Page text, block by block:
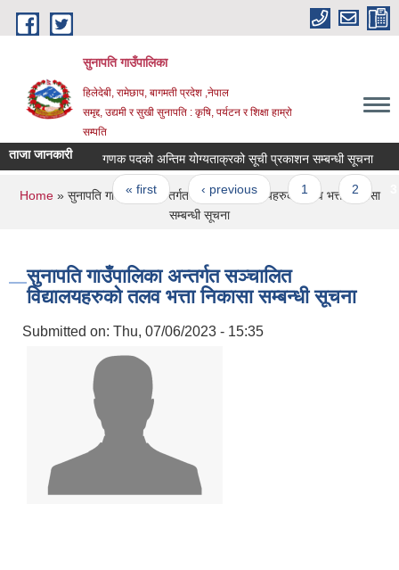
Skip to main content
सुनापति गाउँपालिका
हिलेदेबी, रामेछाप, बागमती प्रदेश ,नेपाल
समृद्द, उद्यमी र सुखी सुनापति : कृषि, पर्यटन र शिक्षा हाम्रो
सम्पति
ताजा जानकारी गणक पदको अन्तिम योग्यताक्रको सूची प्रकाशन सम्बन्धी सूचना
Pages
« first ‹ previous 1 2 3
You are here
Home» सुनापति गाउँपालिका अन्तर्गत सञ्चालित विद्यालयहरुको तलव भत्ता निकासा
सम्बन्धी सूचना
सुनापति गाउँपालिका अन्तर्गत सञ्चालित
विद्यालयहरुको तलव भत्ता निकासा सम्बन्धी सूचना
Submitted on: Thu, 07/06/2023 - 15:35